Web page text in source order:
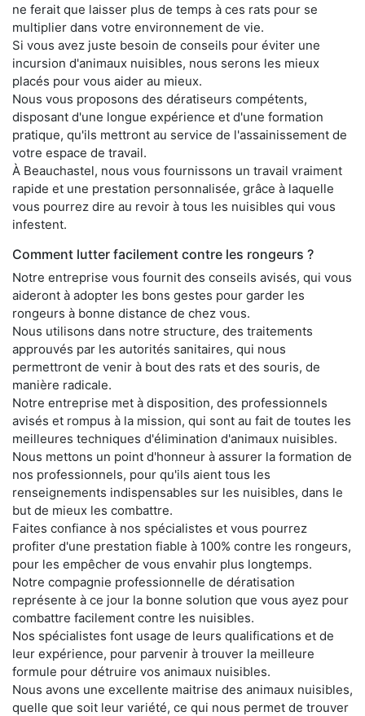
ne ferait que laisser plus de temps à ces rats pour se
multiplier dans votre environnement de vie.
Si vous avez juste besoin de conseils pour éviter une
incursion d'animaux nuisibles, nous serons les mieux
placés pour vous aider au mieux.
Nous vous proposons des dératiseurs compétents,
disposant d'une longue expérience et d'une formation
pratique, qu'ils mettront au service de l'assainissement de
votre espace de travail.
À Beauchastel, nous vous fournissons un travail vraiment
rapide et une prestation personnalisée, grâce à laquelle
vous pourrez dire au revoir à tous les nuisibles qui vous
infestent.
Comment lutter facilement contre les rongeurs ?
Notre entreprise vous fournit des conseils avisés, qui vous
aideront à adopter les bons gestes pour garder les
rongeurs à bonne distance de chez vous.
Nous utilisons dans notre structure, des traitements
approuvés par les autorités sanitaires, qui nous
permettront de venir à bout des rats et des souris, de
manière radicale.
Notre entreprise met à disposition, des professionnels
avisés et rompus à la mission, qui sont au fait de toutes les
meilleures techniques d'élimination d'animaux nuisibles.
Nous mettons un point d'honneur à assurer la formation de
nos professionnels, pour qu'ils aient tous les
renseignements indispensables sur les nuisibles, dans le
but de mieux les combattre.
Faites confiance à nos spécialistes et vous pourrez
profiter d'une prestation fiable à 100% contre les rongeurs,
pour les empêcher de vous envahir plus longtemps.
Notre compagnie professionnelle de dératisation
représente à ce jour la bonne solution que vous ayez pour
combattre facilement contre les nuisibles.
Nos spécialistes font usage de leurs qualifications et de
leur expérience, pour parvenir à trouver la meilleure
formule pour détruire vos animaux nuisibles.
Nous avons une excellente maitrise des animaux nuisibles,
quelle que soit leur variété, ce qui nous permet de trouver